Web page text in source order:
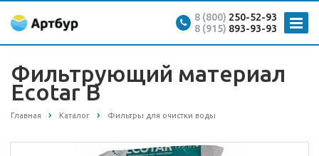
8 (800) 250-52-93
8 (915) 893-93-93
Фильтрующий материал
Ecotar B
Главная Каталог Фильтры для очистки воды